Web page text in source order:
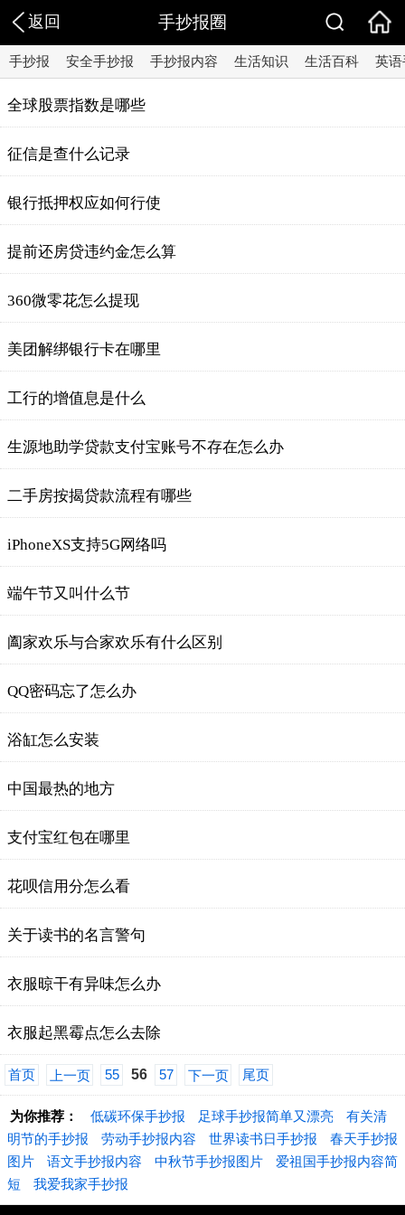
返回 手抄报圈
手抄报 安全手抄报 手抄报内容 生活知识 生活百科 英
全球股票指数是哪些
征信是查什么记录
银行抵押权应如何行使
提前还房贷违约金怎么算
360微零花怎么提现
美团解绑银行卡在哪里
工行的增值息是什么
生源地助学贷款支付宝账号不存在怎么办
二手房按揭贷款流程有哪些
iPhoneXS支持5G网络吗
端午节又叫什么节
阖家欢乐与合家欢乐有什么区别
QQ密码忘了怎么办
浴缸怎么安装
中国最热的地方
支付宝红包在哪里
花呗信用分怎么看
关于读书的名言警句
衣服晾干有异味怎么办
衣服起黑霉点怎么去除
首页 上一页 55 56 57 下一页 尾页
为你推荐： 低碳环保手抄报 足球手抄报简单又漂亮
有关清
明节的手抄报
劳动手抄报内容 世界读书日手抄报
春天手抄报
图片
语文手抄报内容 中秋节手抄报图片
爱祖国手抄报内容简
短
我爱我家手抄报